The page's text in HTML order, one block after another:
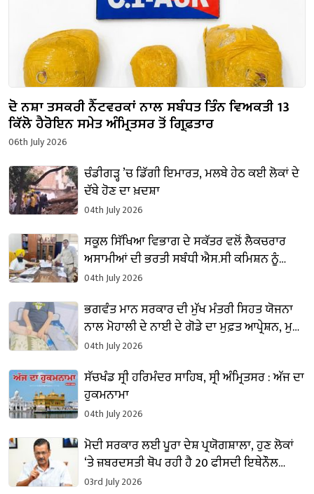
ਦੋ ਨਸ਼ਾ ਤਸਕਰੀ ਨੈੱਟਵਰਕਾਂ ਨਾਲ ਸਬੰਧਤ ਤਿੰਨ ਵਿਅਕਤੀ 13
ਕਿੱਲੋ ਹੈਰੋਇਨ ਸਮੇਤ ਅੰਮ੍ਰਿਤਸਰ ਤੋਂ ਗ੍ਰਿਫ਼ਤਾਰ
06th July 2026
ਚੰਡੀਗੜ੍ਹ ’ਚ ਡਿੱਗੀ ਇਮਾਰਤ, ਮਲਬੇ ਹੇਠ ਕਈ ਲੋਕਾਂ ਦੇ
ਦੱਬੇ ਹੋਣ ਦਾ ਖ਼ਦਸ਼ਾ
04th July 2026
ਸਕੂਲ ਸਿੱਖਿਆ ਵਿਭਾਗ ਦੇ ਸਕੱਤਰ ਵਲੋਂ ਲੈਕਚਰਾਰ
ਅਸਾਮੀਆਂ ਦੀ ਭਰਤੀ ਸਬੰਧੀ ਐਸ.ਸੀ ਕਮਿਸ਼ਨ ਨੂੰ
ਰਿਪੋਰਟ ਪੇਸ਼
04th July 2026
ਭਗਵੰਤ ਮਾਨ ਸਰਕਾਰ ਦੀ ਮੁੱਖ ਮੰਤਰੀ ਸਿਹਤ ਯੋਜਨਾ
ਨਾਲ ਮੋਹਾਲੀ ਦੇ ਨਾਈ ਦੇ ਗੋਡੇ ਦਾ ਮੁਫ਼ਤ ਆਪ੍ਰੇਸ਼ਨ, ਮੁੜ
ਕੰਮ ’ਤੇ ਪਰਤਣ ਦੀ ਉਮੀਦ
04th July 2026
ਸੱਚਖੰਡ ਸ੍ਰੀ ਹਰਿਮੰਦਰ ਸਾਹਿਬ, ਸ੍ਰੀ ਅੰਮ੍ਰਿਤਸਰ : ਅੱਜ ਦਾ
ਹੁਕਮਨਾਮਾ
04th July 2026
ਮੋਦੀ ਸਰਕਾਰ ਲਈ ਪੂਰਾ ਦੇਸ਼ ਪ੍ਰਯੋਗਸ਼ਾਲਾ, ਹੁਣ ਲੋਕਾਂ
‘ਤੇ ਜ਼ਬਰਦਸਤੀ ਥੋਪ ਰਹੀ ਹੈ 20 ਫੀਸਦੀ ਇਥੇਨੌਲ
ਮਿਸ਼ਰਿਤ ਪੈਟਰੋਲ : ਕੇਜਰੀਵਾਲ
03rd July 2026